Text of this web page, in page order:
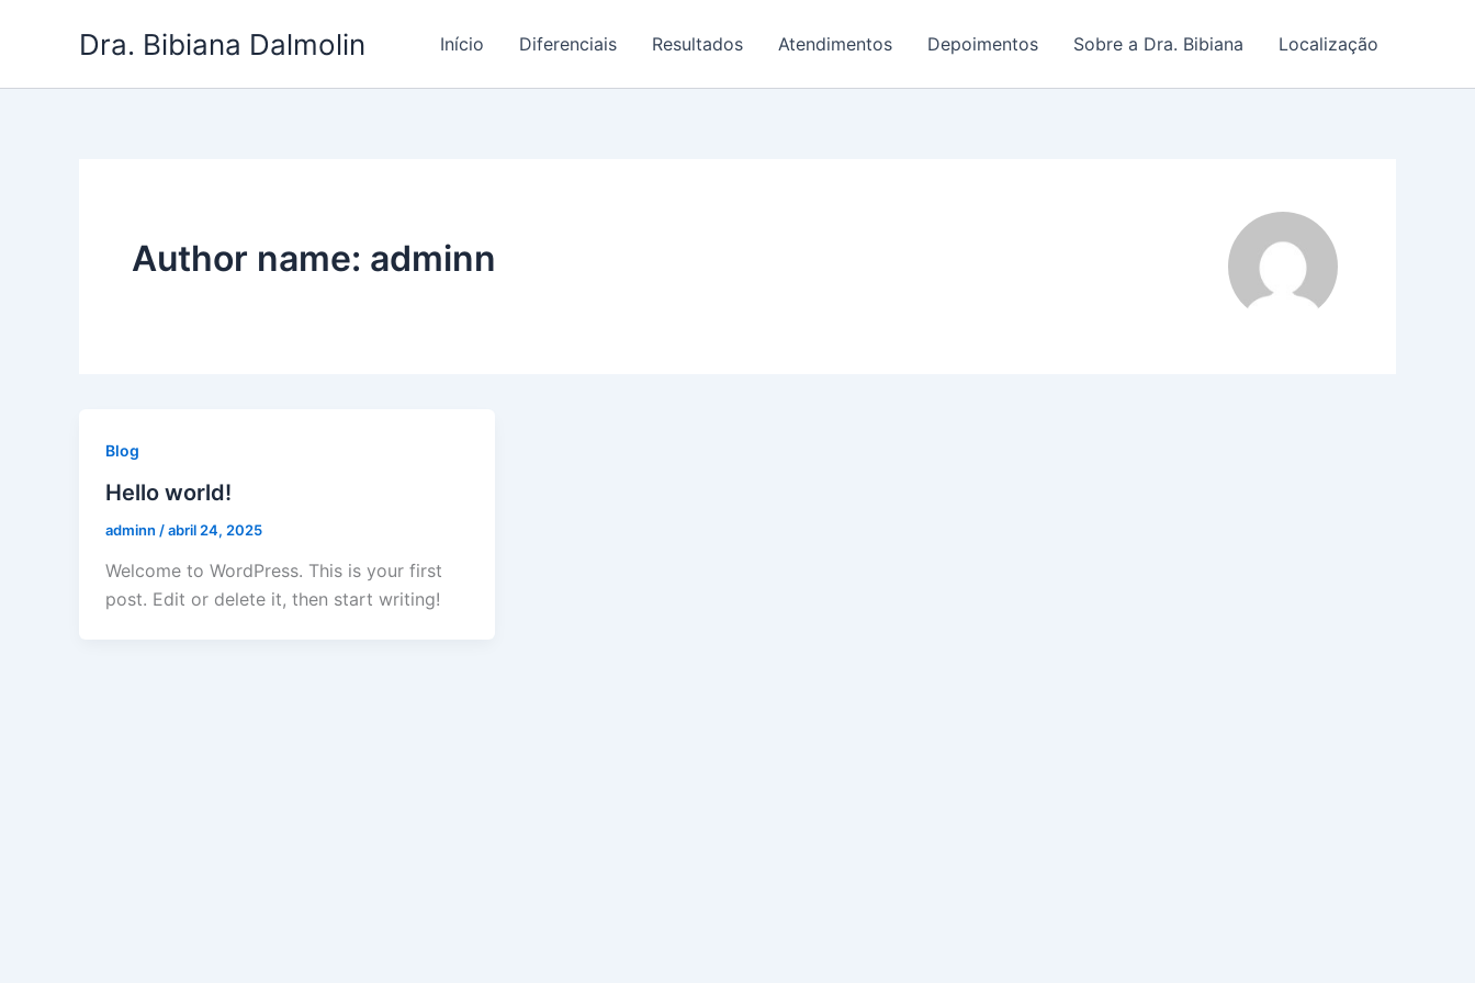
Dra. Bibiana Dalmolin Início Diferenciais Resultados Atendimentos Depoimentos Sobre a Dra. Bibiana Localização
Author name: adminn
Blog
Hello world!
adminn /abril 24, 2025
Welcome to WordPress. This is your first
post. Edit or delete it, then start writing!